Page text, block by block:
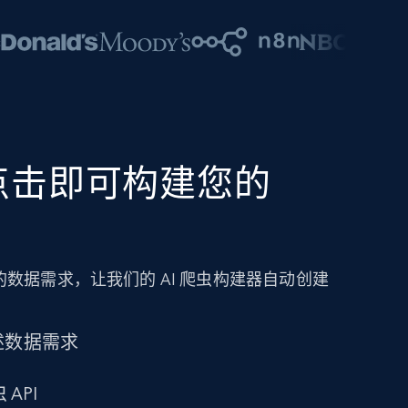
即可构建您的
据需求，让我们的 AI 爬虫构建器自动创建
据需求
API